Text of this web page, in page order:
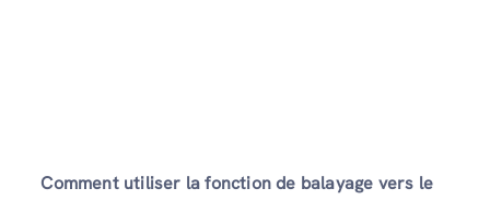
Comment utiliser la fonction de balayage vers le